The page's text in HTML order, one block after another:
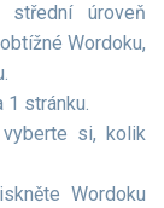
střední úroveň
Wordoku,
stránku.
si, kolik
Wordoku